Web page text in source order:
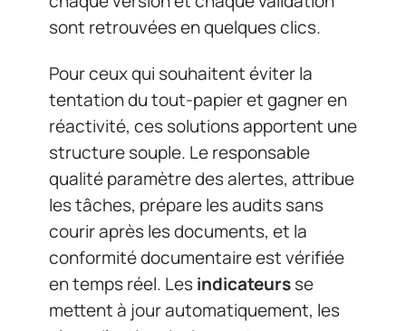
sont retrouvées en quelques clics.
Pour ceux qui souhaitent éviter la
tentation du tout-papier et gagner en
réactivité, ces solutions apportent une
structure souple. Le responsable
qualité paramètre des alertes, attribue
les tâches, prépare les audits sans
courir après les documents, et la
conformité documentaire est vérifiée
en temps réel. Lesindicateursse
mettent à jour automatiquement, les